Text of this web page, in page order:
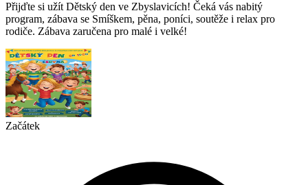
Přijďte si užít Dětský den ve Zbyslavicích! Čeká vás nabitý
program, zábava se Smíškem, pěna, poníci, soutěže i relax pro
rodiče. Zábava zaručena pro malé i velké!
Začátek